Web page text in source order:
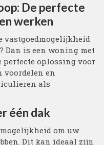
De perfecte
werken
vastgoedmogelijkheid
Dan is een woning met
perfecte oplossing voor
voordelen en
als
één dak
om uw
Dit kan ideaal zijn